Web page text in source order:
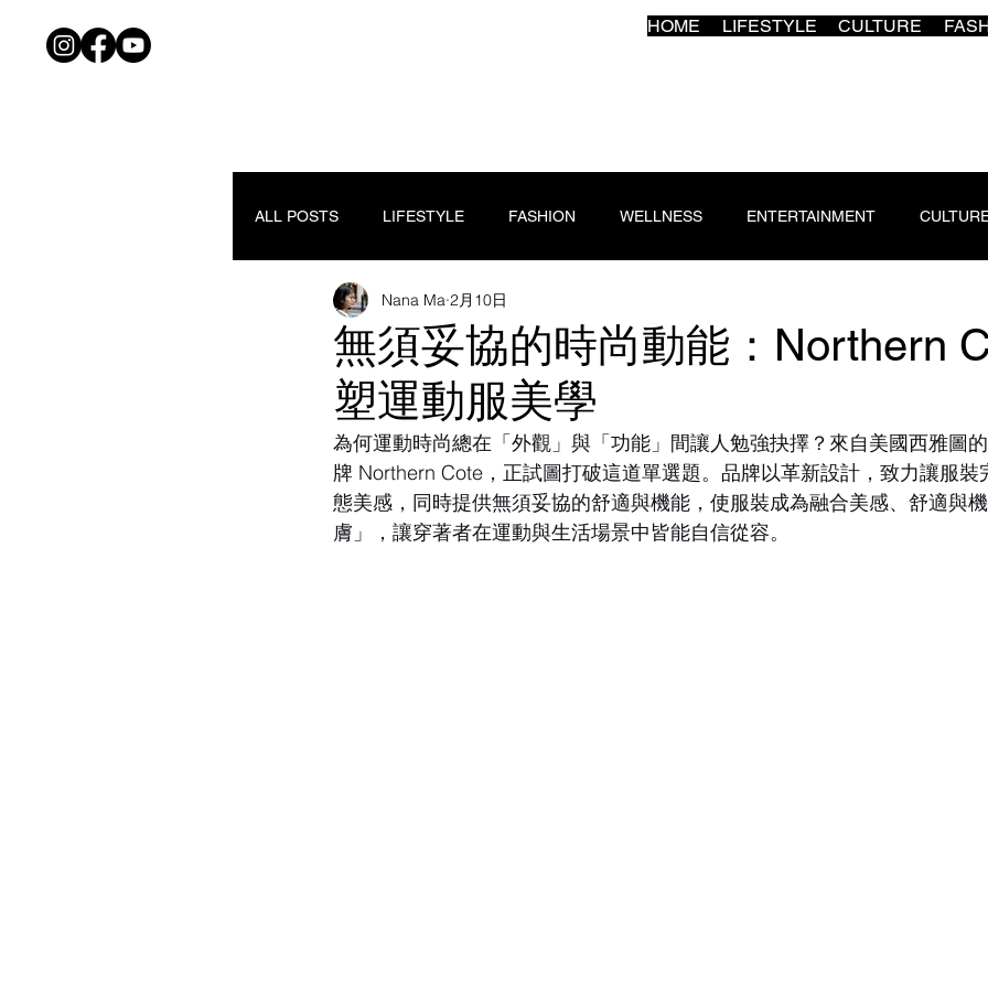
HOME LIFESTYLE CULTURE
ALL POSTS LIFESTYLE FASHION WELLNESS ENTERTAINMENT
無須妥協的時尚動能：Northern
塑運動服美學
Nana Ma 2月10日
為何運動時尚總在「外觀」與「功能」間讓人勉強抉擇？來自美國西雅圖
牌 Northern Cote，正試圖打破這道單選題。品牌以革新設計，致力讓服裝
態美感，同時提供無須妥協的舒適與機能，使服裝成為融合美感、舒適與
膚」，讓穿著者在運動與生活場景中皆能自信從容。